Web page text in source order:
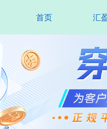
首页 汇